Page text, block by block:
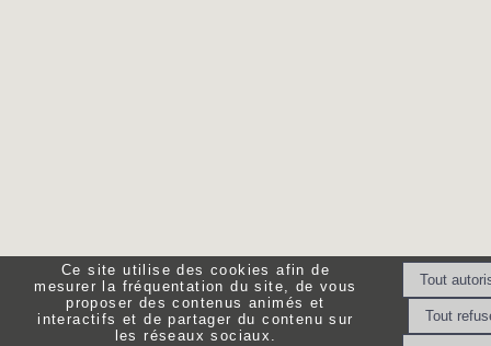
Ce site utilise des cookies afin de
mesurer la fréquentation du site, de vous
proposer des contenus animés et
interactifs et de partager du contenu sur
les réseaux sociaux.